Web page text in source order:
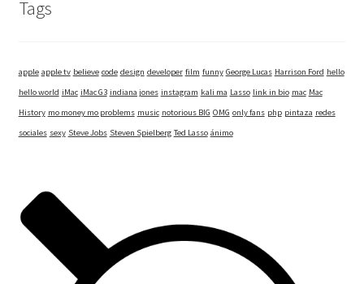
Tags
apple apple tv believe code design developer film funny George Lucas Harrison Ford hello
hello world iMac iMac G3 indiana jones instagram kali ma Lasso link in bio mac Mac
History mo money mo problems music notorious BIG OMG only fans php pintaza redes
sociales sexy Steve Jobs Steven Spielberg Ted Lasso ánimo